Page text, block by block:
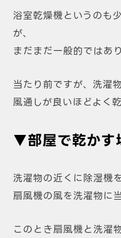
浴室乾燥機というのも
が、
まだまだ一般的ではあ
当たり前ですが、洗濯
風通しが良いほどよく乾
▼部屋で乾かす
洗濯物の近くに除湿機を
扇風機の風を洗濯物に
このとき扇風機と洗濯